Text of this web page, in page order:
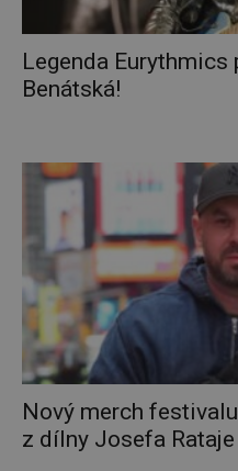
Legenda
Benátská!
Nový merch
z dílny Josefa Rataje